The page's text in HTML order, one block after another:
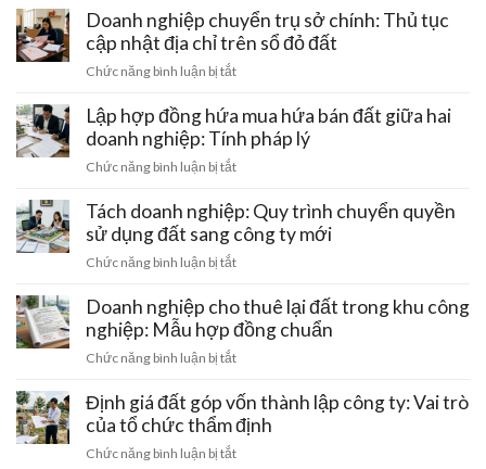
viết
tay
và
cách
nút
thắt
pháp
lý
bị
thu
kinh
doanh
làm
trang
công
cao
của
đãi
tiền
thuê
Doanh nghiệp chuyển trụ sở chính: Thủ tục
cập nhật địa chỉ trên sổ đỏ đất
Chức năng bình luận bị tắtở
nghiệp
chuyển
trụ
sở
Thủ
tục
địa
chỉ
trên
sổ
đất
Lập hợp đồng hứa mua hứa bán đất giữa hai
doanh nghiệp: Tính pháp lý
Chức năng bình luận bị tắtở
hợp
đồng
mua
bán
đất
doanh
nghiệp:
Tính
pháp
Tách doanh nghiệp: Quy trình chuyển quyền
sử dụng đất sang công ty mới
Chức năng bình luận bị tắtở
doanh
nghiệp:
trình
quyền
sử
Doanh nghiệp cho thuê lại đất trong khu công
nghiệp: Mẫu hợp đồng chuẩn
Chức năng bình luận bị tắtở
nghiệp
cho
thuê
lại
Định giá đất góp vốn thành lập công ty: Vai trò
của tổ chức thẩm định
Chức năng bình luận bị tắtở